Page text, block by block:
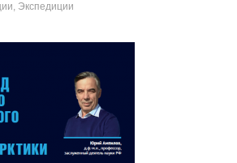
, Экспедиции